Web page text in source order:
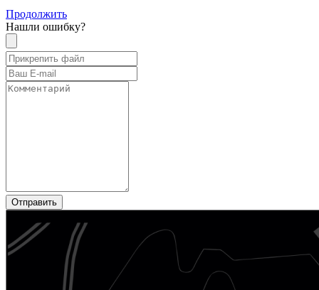
Продолжить
Нашли ошибку?